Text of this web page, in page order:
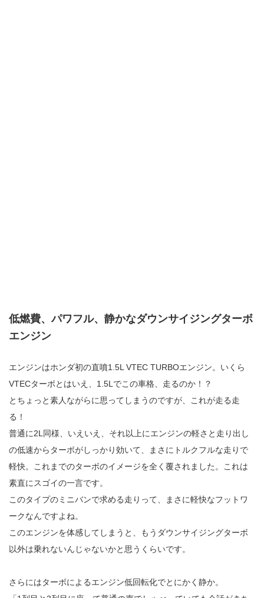
低燃費、パワフル、静かなダウンサイジングターボ
エンジン
エンジンはホンダ初の直噴1.5L VTEC TURBOエンジン。いくら
VTECターボとはいえ、1.5Lでこの車格、走るのか！？
とちょっと素人ながらに思ってしまうのですが、これが走る走
る！
普通に2L同様、いえいえ、それ以上にエンジンの軽さと走り出し
の低速からターボがしっかり効いて、まさにトルクフルな走りで
軽快。これまでのターボのイメージを全く覆されました。これは
素直にスゴイの一言です。
このタイプのミニバンで求める走りって、まさに軽快なフットワ
ークなんですよね。
このエンジンを体感してしまうと、もうダウンサイジングターボ
以外は乗れないんじゃないかと思うくらいです。
さらにはターボによるエンジン低回転化でとにかく静か。